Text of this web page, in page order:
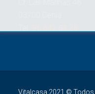
Vitalcasa 2021 ©